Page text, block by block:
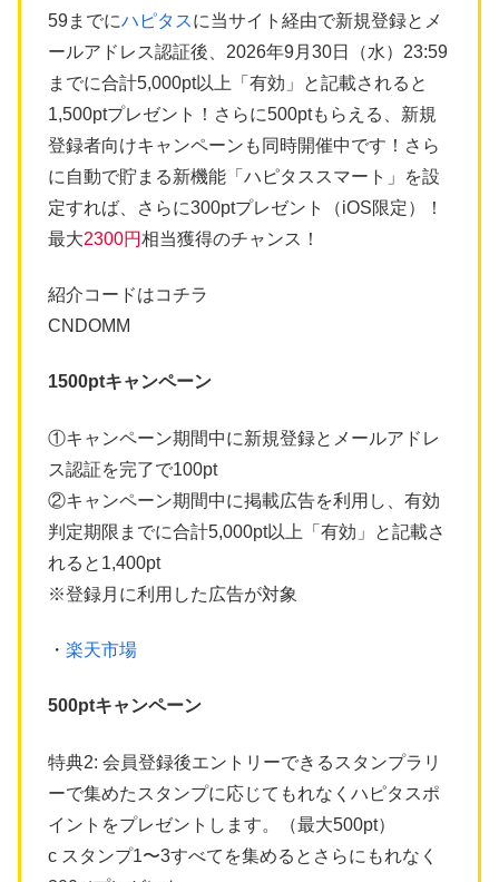
59までにハピタスに当サイト経由で新規登録とメ
ールアドレス認証後、2026年9月30日（水）23:59
までに合計5,000pt以上「有効」と記載されると
1,500ptプレゼント！さらに500ptもらえる、新規
登録者向けキャンペーンも同時開催中です！さら
に自動で貯まる新機能「ハピタススマート」を設
定すれば、さらに300ptプレゼント（iOS限定）！
最大2300円相当獲得のチャンス！
紹介コードはコチラ
CNDOMM
1500ptキャンペーン
①キャンペーン期間中に新規登録とメールアドレ
ス認証を完了で100pt
②キャンペーン期間中に掲載広告を利用し、有効
判定期限までに合計5,000pt以上「有効」と記載さ
れると1,400pt
※登録月に利用した広告が対象
・ 楽天市場
500ptキャンペーン
特典2: 会員登録後エントリーできるスタンプラリ
ーで集めたスタンプに応じてもれなくハピタスポ
イントをプレゼントします。（最大500pt）
c スタンプ1〜3すべてを集めるとさらにもれなく